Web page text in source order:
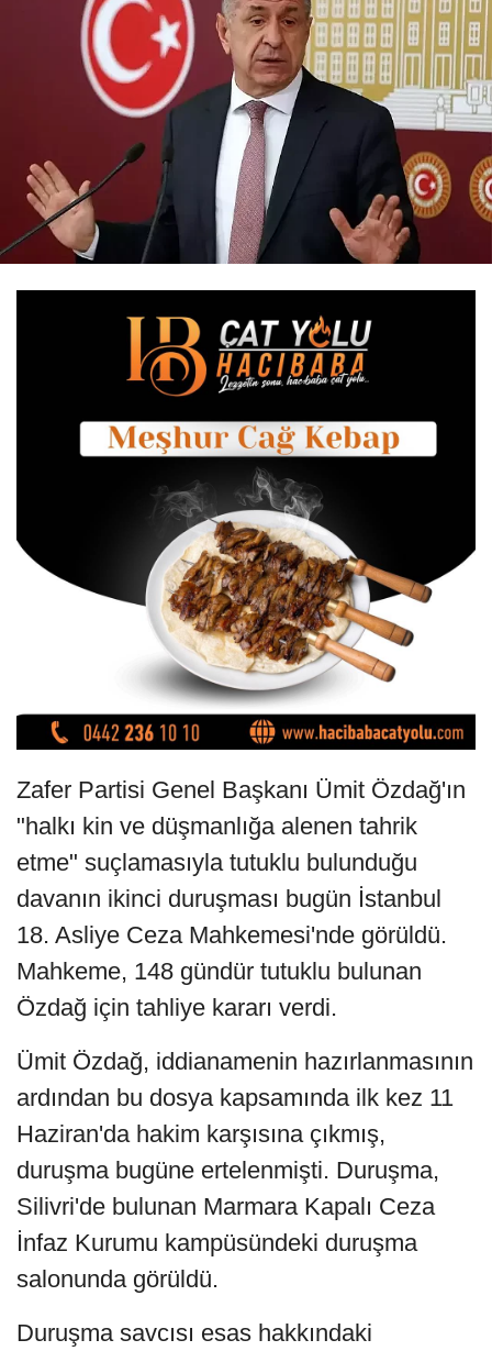
Zafer Partisi Genel Başkanı Ümit Özdağ'ın
"halkı kin ve düşmanlığa alenen tahrik
etme" suçlamasıyla tutuklu bulunduğu
davanın ikinci duruşması bugün İstanbul
18. Asliye Ceza Mahkemesi'nde görüldü.
Mahkeme, 148 gündür tutuklu bulunan
Özdağ için tahliye kararı verdi.
Ümit Özdağ, iddianamenin hazırlanmasının
ardından bu dosya kapsamında ilk kez 11
Haziran'da hakim karşısına çıkmış,
duruşma bugüne ertelenmişti. Duruşma,
Silivri'de bulunan Marmara Kapalı Ceza
İnfaz Kurumu kampüsündeki duruşma
salonunda görüldü.
Duruşma savcısı esas hakkındaki